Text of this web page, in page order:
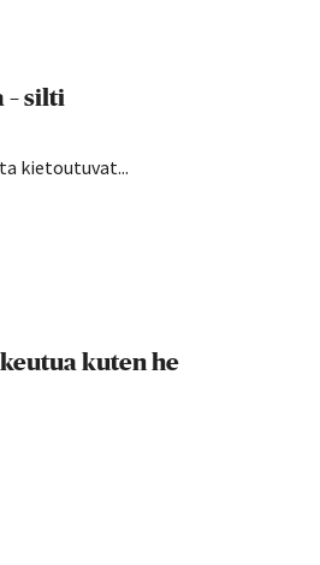
– silti
kietoutuvat...
kuten he